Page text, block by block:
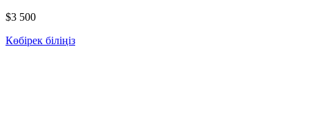
$3 500
Көбірек біліңіз